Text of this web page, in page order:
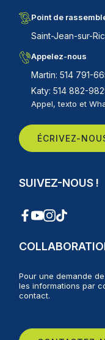
Point de
Saint-Jean-sur-
Appelez-nous
Martin: 514 791-
Katy: 514 882-
Appel, texto et
ÉCRIVEZ-
SUIVEZ-NOUS !
Pour une demande
les informations par
contact.